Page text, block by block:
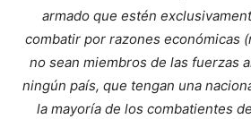
armado que estén
combatir por razones económicas
no sean miembros de las fuerzas
ningún país, que tengan una
la mayoría de los combatientes